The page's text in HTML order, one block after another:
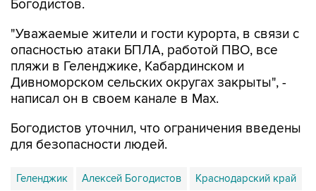
Богодистов.
"Уважаемые жители и гости курорта, в связи с
опасностью атаки БПЛА, работой ПВО, все
пляжи в Геленджике, Кабардинском и
Дивноморском сельских округах закрыты", -
написал он в своем канале в Max.
Богодистов уточнил, что ограничения введены
для безопасности людей.
Геленджик Алексей Богодистов Краснодарский край